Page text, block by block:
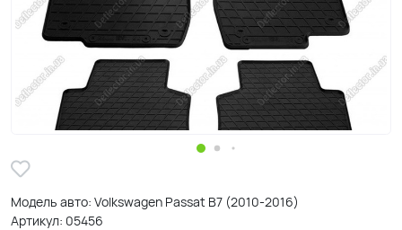
Модель авто: Volkswagen Passat B7 (2010-2016)
Артикул: 05456